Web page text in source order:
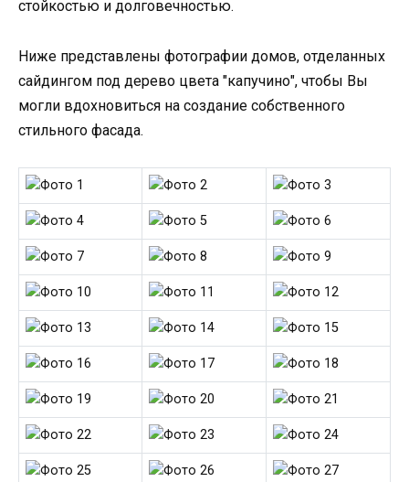
стойкостью и долговечностью.
Ниже представлены фотографии домов, отделанных
сайдингом под дерево цвета "капучино", чтобы Вы
могли вдохновиться на создание собственного
стильного фасада.